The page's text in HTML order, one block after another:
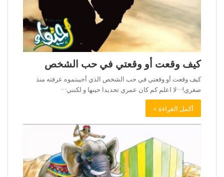
كيف وقعت أو وقعتي في حب الشخص
كيف وقعت أو وقعتي في حب الشخص الذي أحببتموه عرفته منذ
صغري!…لا اعلم كم كان عمري تحديدا حينها و لكنني…
أكمل القراءة »